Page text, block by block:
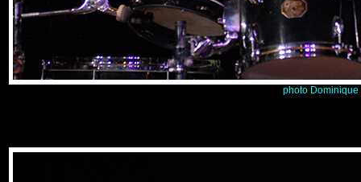
photo Dominique